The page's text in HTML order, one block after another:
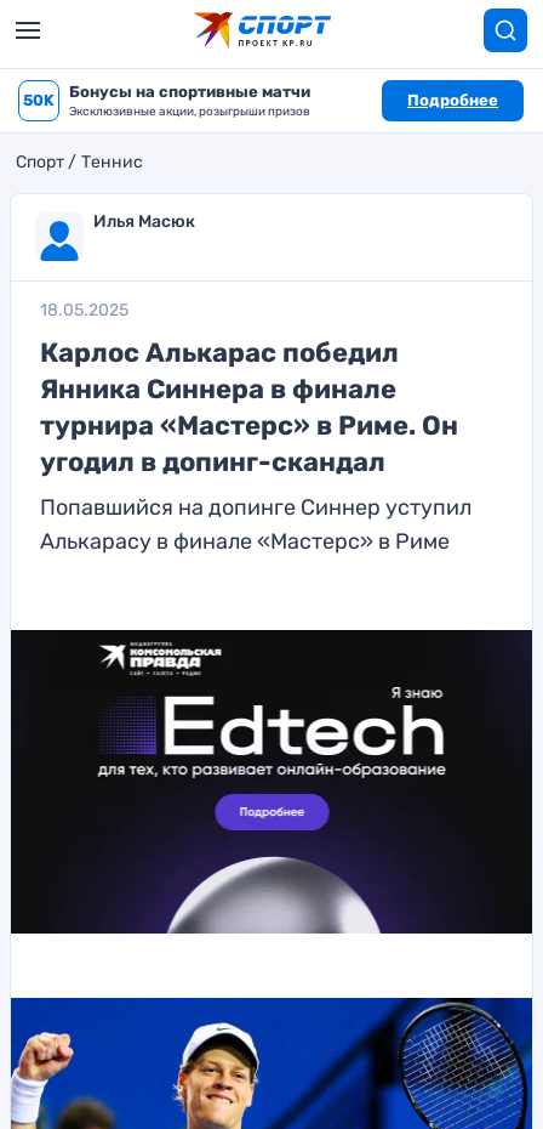
50K Бонусы на спортивные матчи
Эксклюзивные акции, розыгрыши призов
Подробнее
Спорт Теннис
Илья Масюк
18.05.2025
Карлос Алькарас победил
Янника Синнера в финале
турнира «Мастерс» в Риме. Он
угодил в допинг-скандал
Попавшийся на допинге Синнер уступил
Алькарасу в финале «Мастерс» в Риме